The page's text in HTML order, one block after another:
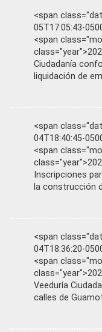
<span
05T17:05:43-
<span
Ciudadanía
liquidación de
<span
04T18:40:45-
<span
Inscripciones
la construcción
<span
04T18:36:20-
<span
Veeduría
calles de